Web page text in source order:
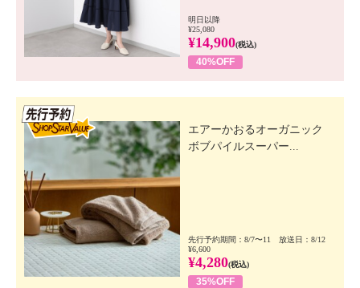
明日以降
¥25,080
¥14,900(税込)
40%OFF
エアーかおるオーガニック
ボブパイルスーパー...
先行予約期間：8/7〜11 放送日：8/12
¥6,600
¥4,280(税込)
35%OFF